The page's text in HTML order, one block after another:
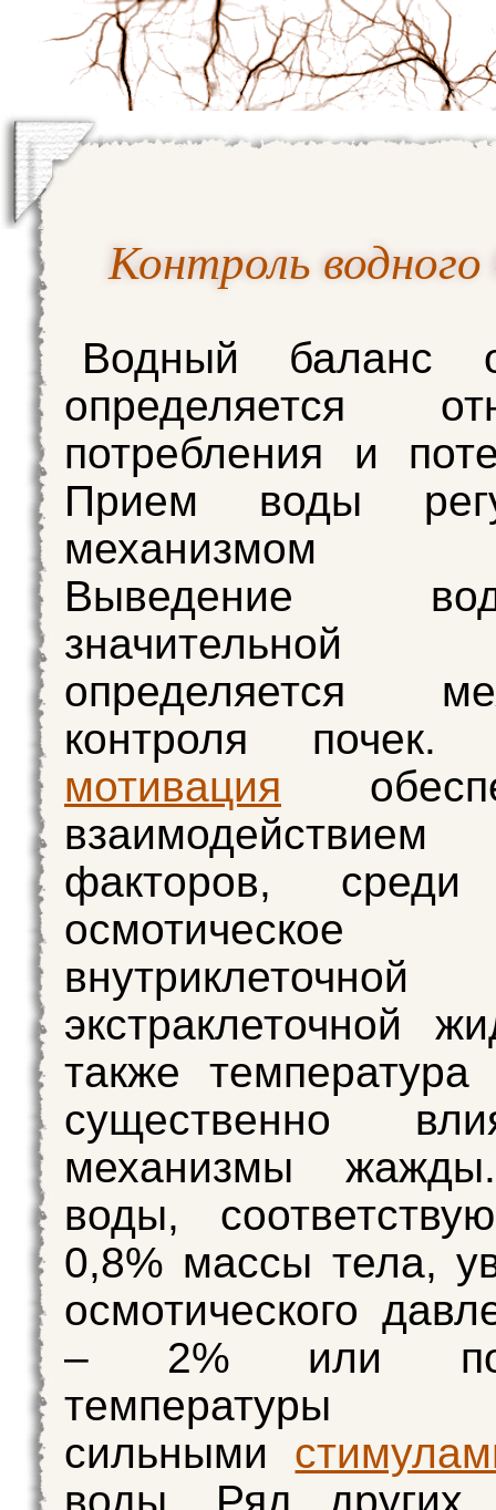
Контроль водного
Водный баланс
определяется
потребления и
Прием воды
механизмом
Выведение
определяется
контроля почек.
мотивация
факторов, среди
осмотическое
экстраклеточной
также температура
существенно
механизмы
воды,
0,8% массы тела,
осмотического
– 2% или
температуры
сильными